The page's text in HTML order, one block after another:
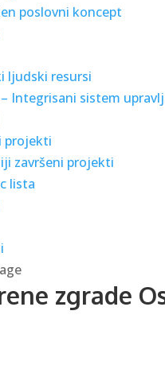
poslovni koncept
ljudski resursi
Integrisani sistem
projekti
završeni projekti
lista
zgrade